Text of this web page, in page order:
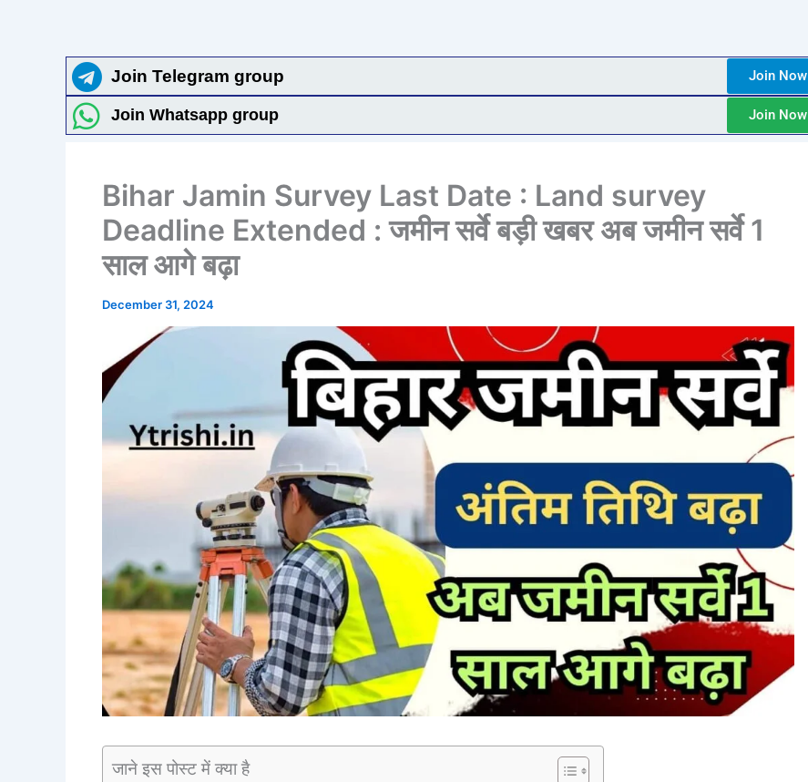
Join Telegram group Join Now
Join Whatsapp group Join Now
Bihar Jamin Survey Last Date : Land survey
Deadline Extended : जमीन सर्वे बड़ी खबर अब जमीन सर्वे 1
साल आगे बढ़ा
December 31, 2024
जाने इस पोस्ट में क्या है